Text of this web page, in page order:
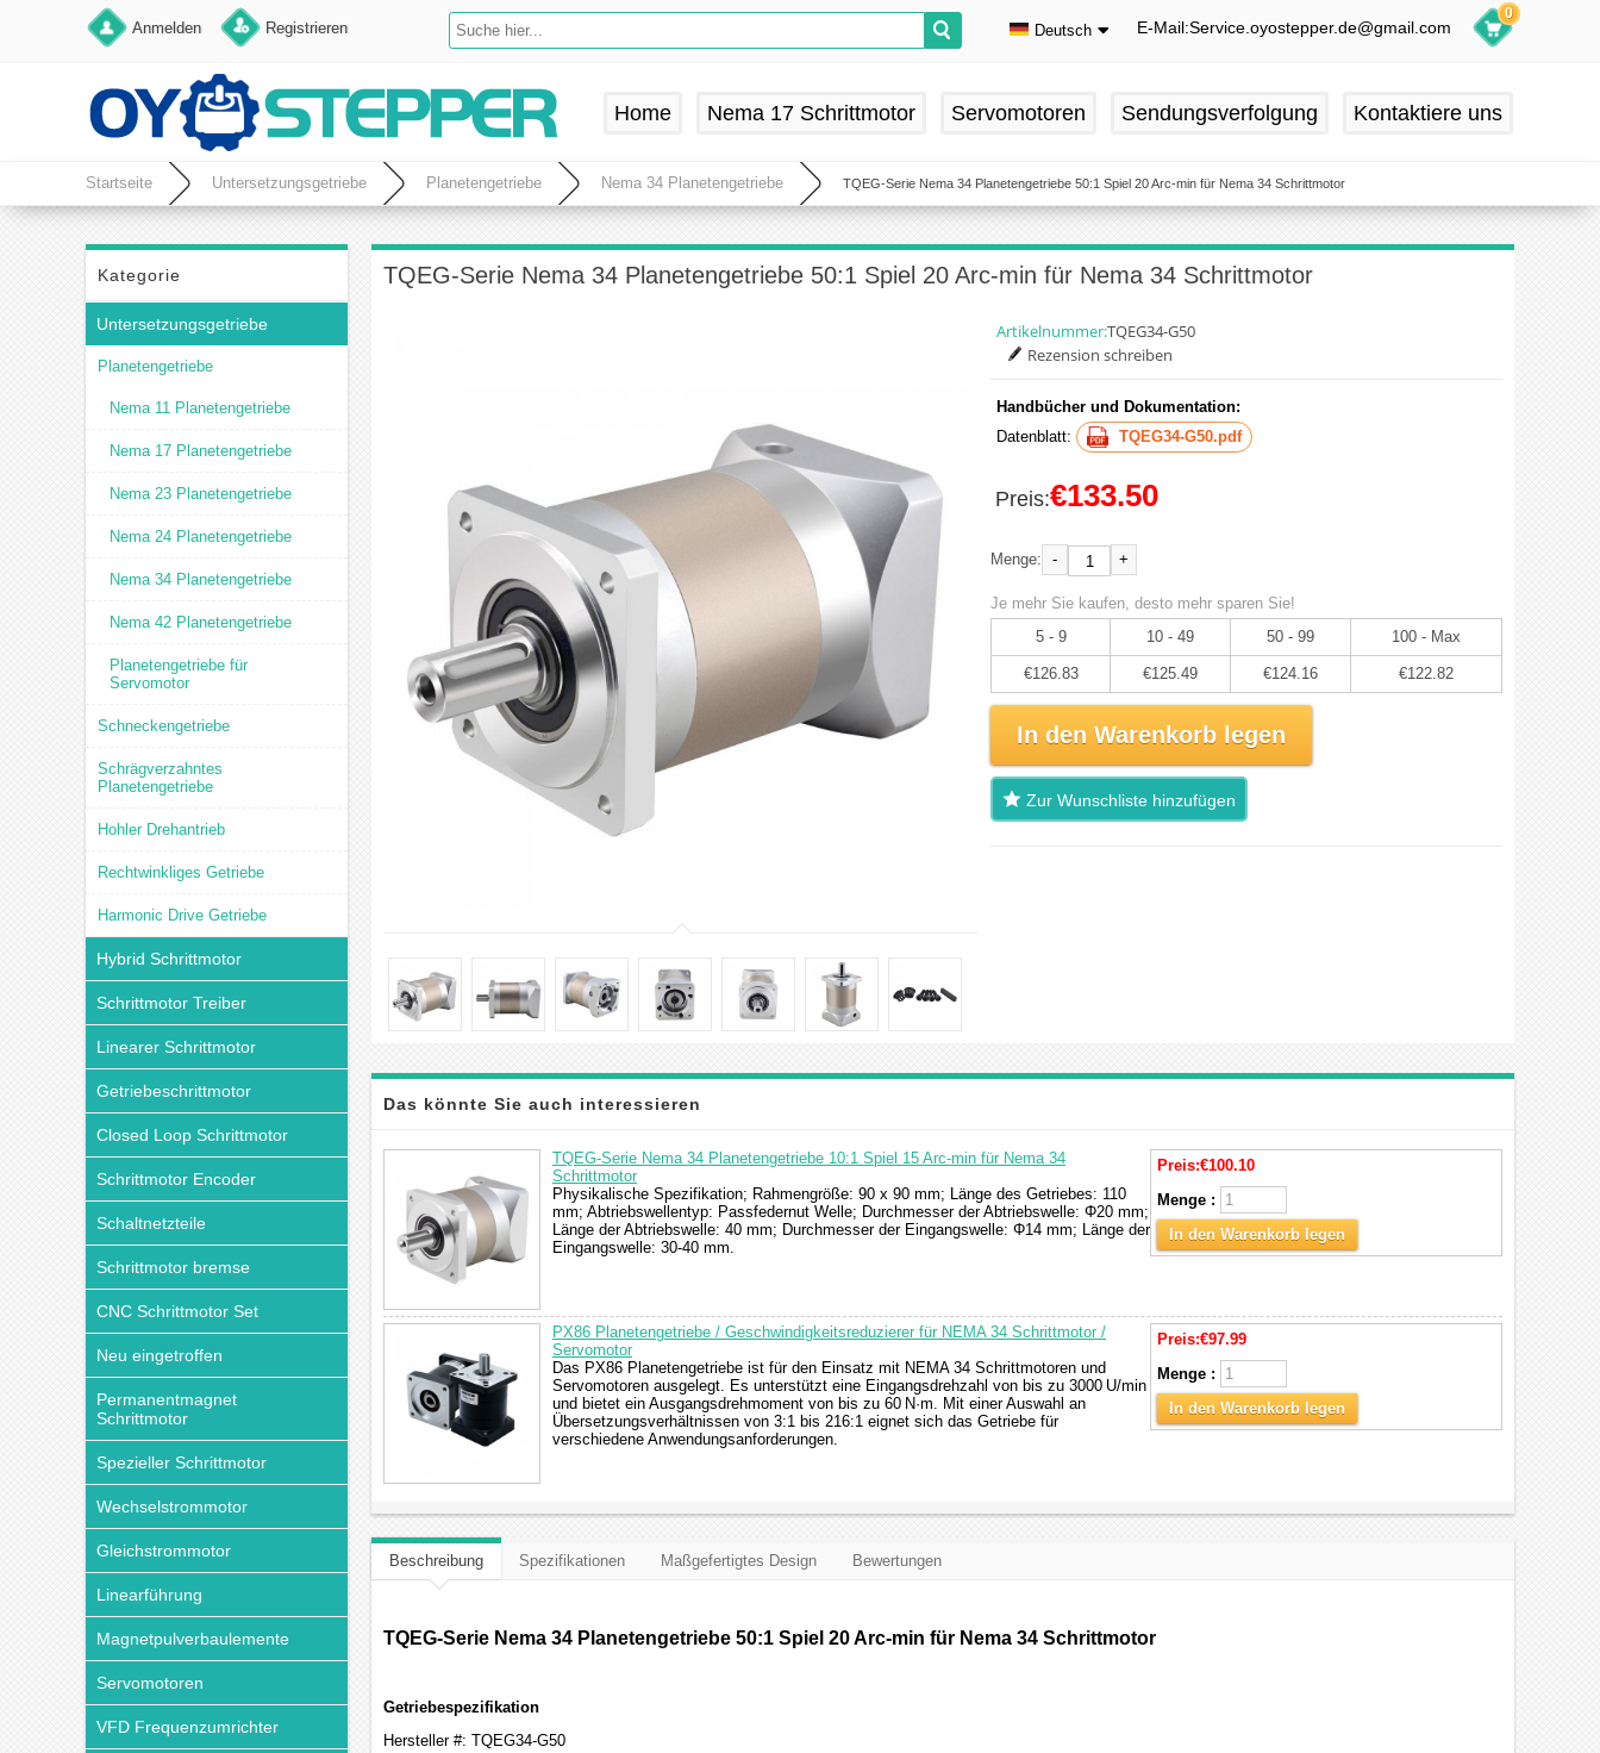
Anmelden Registrieren Deutsch
Deutsch
Español
E-Mail:Service.oyostepper.de@gmail.com
0
Home Nema 17 Schrittmotor Servomotoren Sendungsverfolgung Kontaktiere uns
Startseite Untersetzungsgetriebe Planetengetriebe Nema 34 Planetengetriebe TQEG-Serie Nema 34 Planetengetriebe 50:1 Spiel 20 Arc-min für Nema 34 Schrittmotor
Kategorie
Untersetzungsgetriebe
Planetengetriebe
Nema 11 Planetengetriebe
Nema 17 Planetengetriebe
Nema 23 Planetengetriebe
Nema 24 Planetengetriebe
Nema 34 Planetengetriebe
Nema 42 Planetengetriebe
Planetengetriebe für
Servomotor
Schneckengetriebe
Schrägverzahntes
Planetengetriebe
Hohler Drehantrieb
Rechtwinkliges Getriebe
Harmonic Drive Getriebe
Hybrid Schrittmotor
Schrittmotor Treiber
Linearer Schrittmotor
Getriebeschrittmotor
Closed Loop Schrittmotor
Schrittmotor Encoder
Schaltnetzteile
Schrittmotor bremse
CNC Schrittmotor Set
Neu eingetroffen
Permanentmagnet
Schrittmotor
Spezieller Schrittmotor
Wechselstrommotor
Gleichstrommotor
Linearführung
Magnetpulverbaulemente
Servomotoren
VFD Frequenzumrichter
TQEG-Serie Nema 34 Planetengetriebe 50:1 Spiel 20 Arc-min für Nema 34 Schrittmotor
Artikelnummer:TQEG34-G50
Rezension schreiben
Handbücher und Dokumentation:
Datenblatt:
TQEG34-G50.pdf
Preis:€133.50
Menge: - +
Je mehr Sie kaufen, desto mehr sparen Sie!
5 - 9
10 - 49 50 - 99 100 - Max
€126.83 €125.49 €124.16 €122.82
In den Warenkorb legen
Zur Wunschliste hinzufügen
Das könnte Sie auch interessieren
TQEG-Serie Nema 34 Planetengetriebe 10:1 Spiel 15 Arc-min für Nema 34
Schrittmotor
Physikalische Spezifikation; Rahmengröße: 90 x 90 mm; Länge des Getriebes: 110
mm; Abtriebswellentyp: Passfedernut Welle; Durchmesser der Abtriebswelle: Φ20 mm;
Länge der Abtriebswelle: 40 mm; Durchmesser der Eingangswelle: Φ14 mm; Länge der
Eingangswelle: 30-40 mm.
Preis:€100.10
Menge :
In den Warenkorb legen
PX86 Planetengetriebe / Geschwindigkeitsreduzierer für NEMA 34 Schrittmotor /
Servomotor
Das PX86 Planetengetriebe ist für den Einsatz mit NEMA 34 Schrittmotoren und
Servomotoren ausgelegt. Es unterstützt eine Eingangsdrehzahl von bis zu 3000 U/min
und bietet ein Ausgangsdrehmoment von bis zu 60 N·m. Mit einer Auswahl an
Übersetzungsverhältnissen von 3:1 bis 216:1 eignet sich das Getriebe für
verschiedene Anwendungsanforderungen.
Preis:€97.99
Menge :
In den Warenkorb legen
Beschreibung Spezifikationen Maßgefertigtes Design Bewertungen
TQEG-Serie Nema 34 Planetengetriebe 50:1 Spiel 20 Arc-min für Nema 34 Schrittmotor
Getriebespezifikation
Hersteller #: TQEG34-G50